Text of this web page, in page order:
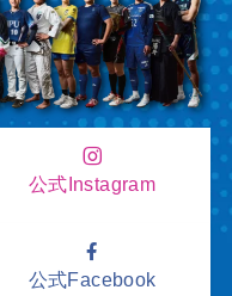
公式Instagram
公式Facebook